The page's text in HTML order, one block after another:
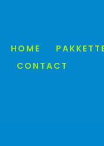
HOME
CONTACT